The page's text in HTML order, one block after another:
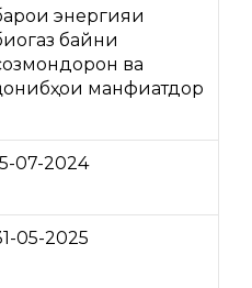
энергияи
байни
ва
манфиатдор
07-2024
05-2025